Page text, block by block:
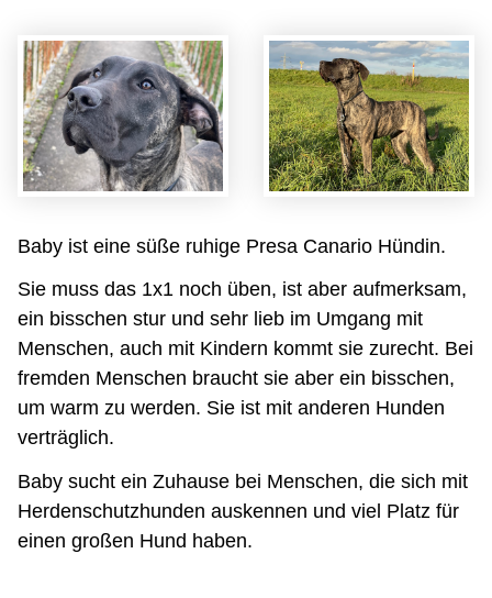
Baby ist eine süße ruhige Presa Canario Hündin.
Sie muss das 1x1 noch üben, ist aber aufmerksam,
ein bisschen stur und sehr lieb im Umgang mit
Menschen, auch mit Kindern kommt sie zurecht. Bei
fremden Menschen braucht sie aber ein bisschen,
um warm zu werden. Sie ist mit anderen Hunden
verträglich.
Baby sucht ein Zuhause bei Menschen, die sich mit
Herdenschutzhunden auskennen und viel Platz für
einen großen Hund haben.